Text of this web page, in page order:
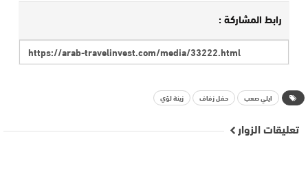
رابط المشاركة :
ايلي صعب حفل زفاف زينة لؤي
تعليقات الزوار